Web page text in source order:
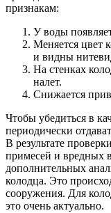
признакам:
У воды
Меняется цвет
и видны
На стенках
налет.
Снижается
Чтобы убедиться в
периодически
В результате
примесей и вредных
дополнительных
колодца. Это
сооружения. Для
это очень актуально.